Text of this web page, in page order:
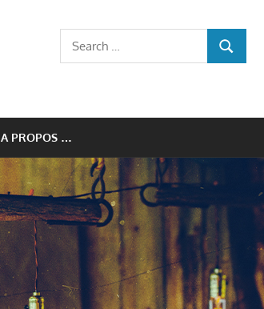
Search
for:
SEARCH
A PROPOS …